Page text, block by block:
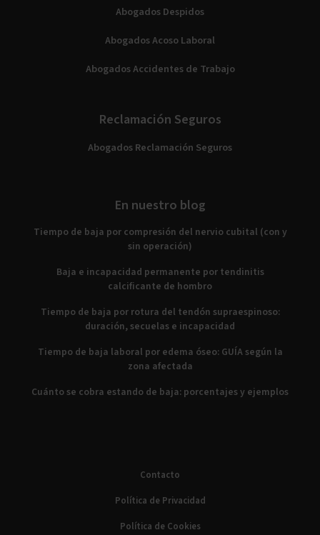
Abogados Despidos
Abogados Acoso Laboral
Abogados Accidentes de Trabajo
Reclamación Seguros
Abogados Reclamación Seguros
En nuestro blog
Tiempo de baja por compresión del nervio cubital (con y
sin operación)
Baja e incapacidad permanente por tendinitis
calcificante de hombro
Tiempo de baja por rotura del tendón supraespinoso:
duración, secuelas e incapacidad
Tiempo de baja laboral por edema óseo: GUÍA según la
zona afectada
Cuánto se cobra estando de baja: porcentajes y ejemplos
Contacto
Política de Privacidad
Política de Cookies